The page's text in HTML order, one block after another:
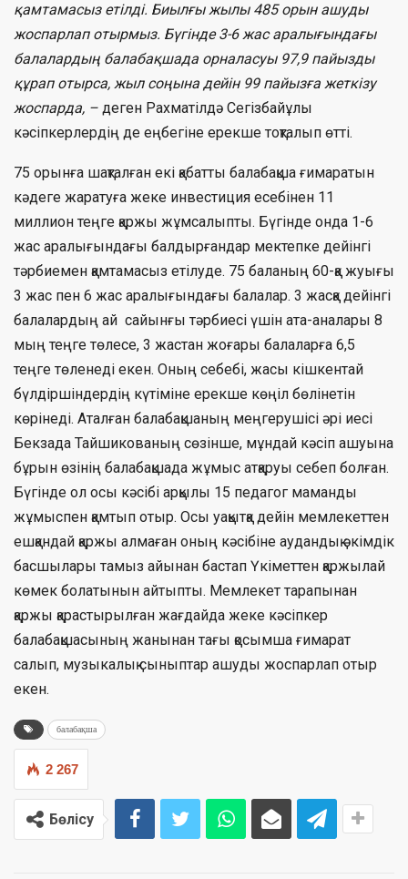
қамтамасыз етілді. Биылғы жылы 485 орын ашуды
жоспарлап отырмыз. Бүгінде 3-6 жас аралығындағы
балалардың балабақшада орналасуы 97,9 пайызды
құрап отырса, жыл соңына дейін 99 пайызға жеткізу
жоспарда, – деген Рахматілдә Сегізбайұлы
кәсіпкерлердің де еңбегіне ерекше тоқталып өтті.
75 орынға шақталған екі қабатты балабақша ғимаратын
кәдеге жаратуға жеке инвестиция есебінен 11
миллион теңге қаржы жұмсалыпты. Бүгінде онда 1-6
жас аралығындағы балдырғандар мектепке дейінгі
тәрбиемен қамтамасыз етілуде. 75 баланың 60-қа жуығы
3 жас пен 6 жас аралығындағы балалар. 3 жасқа дейінгі
балалардың ай сайынғы тәрбиесі үшін ата-аналары 8
мың теңге төлесе, 3 жастан жоғары балаларға 6,5
теңге төленеді екен. Оның себебі, жасы кішкентай
бүлдіршіндердің күтіміне ерекше көңіл бөлінетін
көрінеді. Аталған балабақшаның меңгерушісі әрі иесі
Бекзада Тайшикованың сөзінше, мұндай кәсіп ашуына
бұрын өзінің балабақшада жұмыс атқаруы себеп болған.
Бүгінде ол осы кәсібі арқылы 15 педагог маманды
жұмыспен қамтып отыр. Осы уақытқа дейін мемлекеттен
ешқандай қаржы алмаған оның кәсібіне аудандық әкімдік
басшылары тамыз айынан бастап Үкіметтен қаржылай
көмек болатынын айтыпты. Мемлекет тарапынан
қаржы қарастырылған жағдайда жеке кәсіпкер
балабақшасының жанынан тағы қосымша ғимарат
салып, музыкалық сыныптар ашуды жоспарлап отыр
екен.
балабақша
2 267
Бөлісу